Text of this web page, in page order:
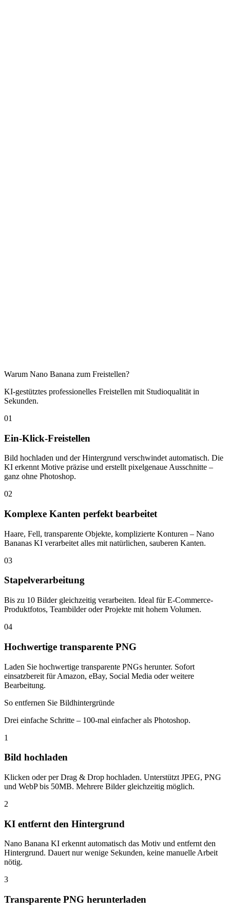
Warum Nano Banana zum Freistellen?
KI-gestütztes professionelles Freistellen mit Studioqualität in
Sekunden.
01
Ein-Klick-Freistellen
Bild hochladen und der Hintergrund verschwindet automatisch. Die
KI erkennt Motive präzise und erstellt pixelgenaue Ausschnitte –
ganz ohne Photoshop.
02
Komplexe Kanten perfekt bearbeitet
Haare, Fell, transparente Objekte, komplizierte Konturen – Nano
Bananas KI verarbeitet alles mit natürlichen, sauberen Kanten.
03
Stapelverarbeitung
Bis zu 10 Bilder gleichzeitig verarbeiten. Ideal für E-Commerce-
Produktfotos, Teambilder oder Projekte mit hohem Volumen.
04
Hochwertige transparente PNG
Laden Sie hochwertige transparente PNGs herunter. Sofort
einsatzbereit für Amazon, eBay, Social Media oder weitere
Bearbeitung.
So entfernen Sie Bildhintergründe
Drei einfache Schritte – 100-mal einfacher als Photoshop.
1
Bild hochladen
Klicken oder per Drag & Drop hochladen. Unterstützt JPEG, PNG
und WebP bis 50MB. Mehrere Bilder gleichzeitig möglich.
2
KI entfernt den Hintergrund
Nano Banana KI erkennt automatisch das Motiv und entfernt den
Hintergrund. Dauert nur wenige Sekunden, keine manuelle Arbeit
nötig.
3
Transparente PNG herunterladen